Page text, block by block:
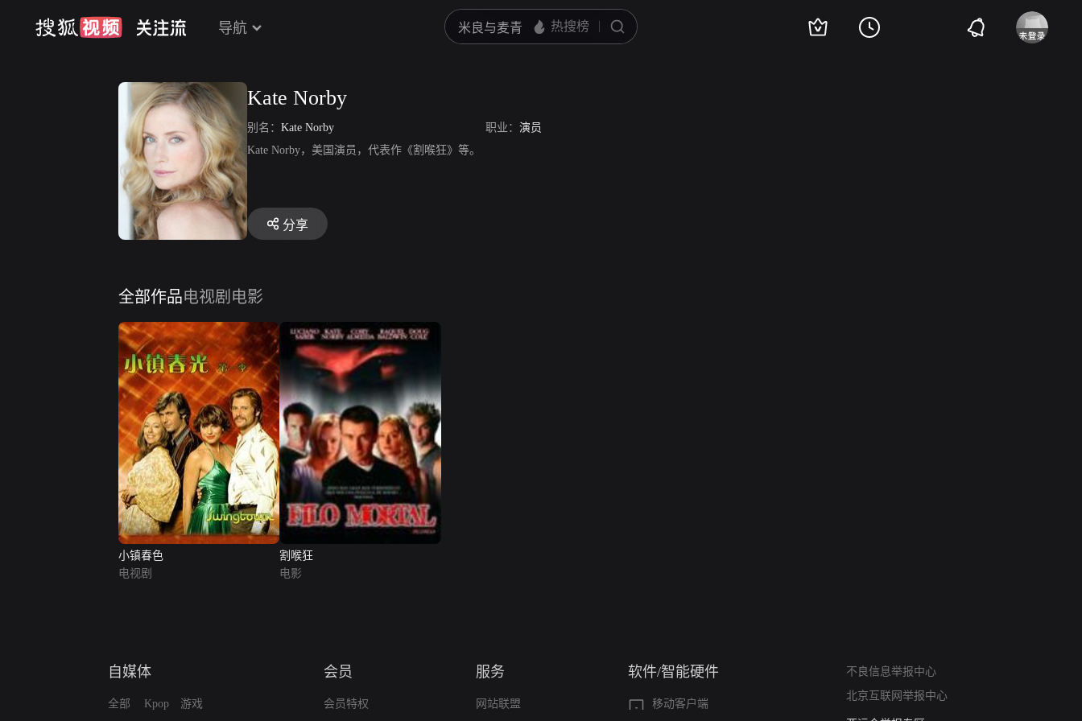
导航
Kate Norby
别名： Kate Norby 职业： 演员
Kate Norby，美国演员，代表作《割喉狂》等。
分享
全部作品电视剧 电影
小镇春色
电视剧
割喉狂
电影
自媒体
全部 Kpop 游戏
会员
会员特权
服务
网站联盟
软件/智能硬件
移动客户端
不良信息举报中心
北京互联网举报中心
算法推荐专项举报